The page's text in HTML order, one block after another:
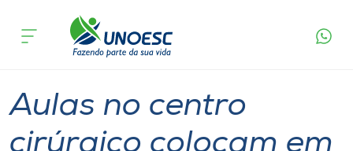
Cursos
Pesquisa
acontece
Veterinária
Aulas no centro
cirúrgico colocam em